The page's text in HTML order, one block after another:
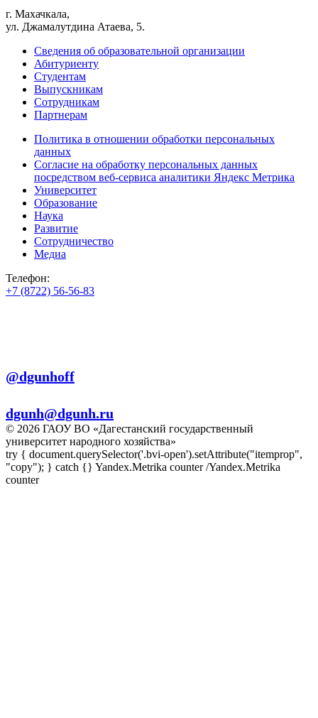
г. Махачкала,
ул. Джамалутдина Атаева, 5.
Сведения об образовательной организации
Абитуриенту
Студентам
Выпускникам
Сотрудникам
Партнерам
Политика в отношении обработки персональных
данных
Согласие на обработку персональных данных
посредством веб-сервиса аналитики Яндекс Метрика
Университет
Образование
Наука
Развитие
Сотрудничество
Медиа
Телефон:
+7 (8722) 56-56-83
@dgunhoff
dgunh@dgunh.ru
© 2026 ГАОУ ВО «Дагестанский государственный
университет народного хозяйства»
try { document.querySelector('.bvi-open').setAttribute("itemprop",
"copy"); } catch {} Yandex.Metrika counter/Yandex.Metrika
counter